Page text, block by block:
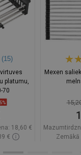
(15)
platumu,
70
18,60 €
€
Mexen
Zemākā